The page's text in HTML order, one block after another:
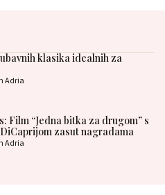
klasika idealnih za
Adria
Film “Jedna bitka za drugom” s
zasut nagradama
Adria